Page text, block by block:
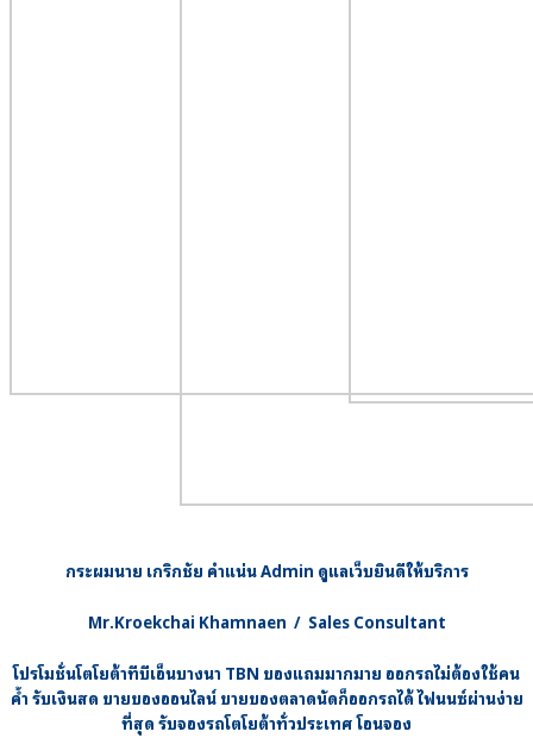
กระผมนาย เกริกชัย คำแน่น Admin ดูแลเว็บยินดีให้บริการ
Mr.Kroekchai Khamnaen / Sales Consultant
โปรโมชั่นโตโยต้าทีบีเอ็นบางนา TBN ของแถมมากมาย ออกรถไม่ต้องใช้คน
ค้ำ รับเงินสด ขายของออนไลน์ ขายของตลาดนัดก็ออกรถได้ ไฟนนซ์ผ่านง่าย
ที่สุด รับจองรถโตโยต้าทั่วประเทศ โอนจอง